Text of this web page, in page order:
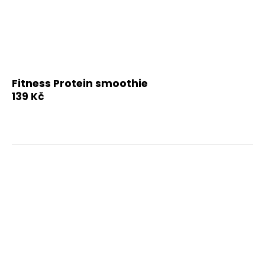
Fitness Protein smoothie
139 Kč